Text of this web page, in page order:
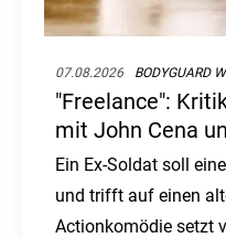
07.08.2026 BODYGUARD
"Freelance":
mit John Cena
Ein Ex-Soldat soll
und trifft auf einen
Actionkomödie setzt